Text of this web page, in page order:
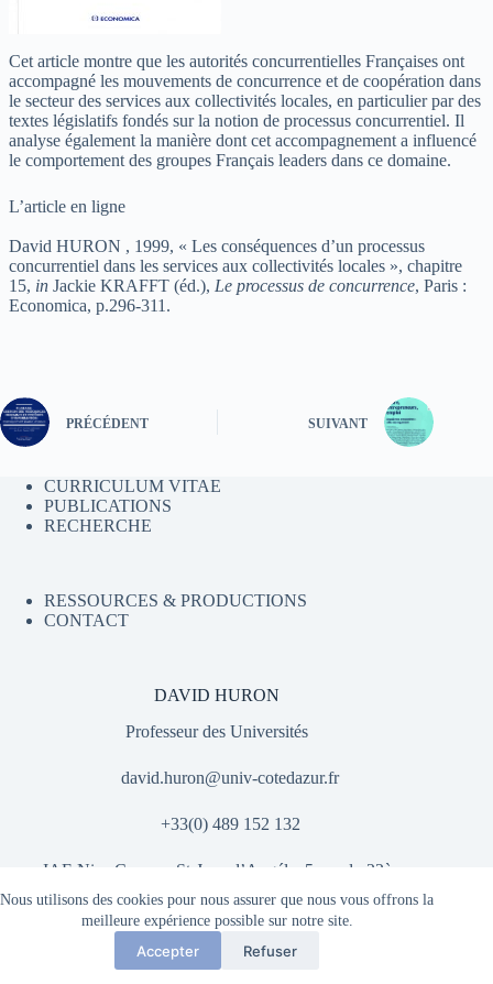
Nous utilisons des cookies pour nous assurer que nous vous offrons la
meilleure expérience possible sur notre site.
Accepter Refuser
Cet article montre que les autorités concurrentielles Françaises ont
accompagné les mouvements de concurrence et de coopération dans
le secteur des services aux collectivités locales, en particulier par des
textes législatifs fondés sur la notion de processus concurrentiel. Il
analyse également la manière dont cet accompagnement a influencé
le comportement des groupes Français leaders dans ce domaine.
L’article en ligne
David HURON , 1999, « Les conséquences d’un processus
concurrentiel dans les services aux collectivités locales », chapitre
15, in Jackie KRAFFT (éd.), Le processus de concurrence, Paris :
Economica, p.296-311.
PRÉCÉDENT SUIVANT
CURRICULUM VITAE
PUBLICATIONS
RECHERCHE
RESSOURCES & PRODUCTIONS
CONTACT
DAVID HURON
Professeur des Universités
david.huron@univ-cotedazur.fr
+33(0) 489 152 132
IAE Nice Campus St-Jean d’Angély, 5 rue du 22ème
B.C.A., 06300 Nice
Copyright © 2026 - DAVID HURON